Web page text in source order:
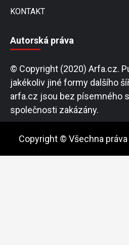
KONTAKT
Autorská práva
© Copyright (2020) Arfa.cz.
jakékoliv jiné formy dalšího
arfa.cz jsou bez písemného
společnosti zakázány.
Copyright © Všechna práva